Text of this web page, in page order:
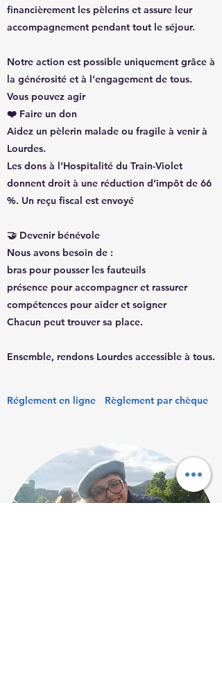
financièrement les pèlerins et assure leur
accompagnement pendant tout le séjour.
Notre action est possible uniquement grâce à
la générosité et à l’engagement de tous.
Vous pouvez agir
❤️ Faire un don
Aidez un pèlerin malade ou fragile à venir à
Lourdes.
Les dons à l’Hospitalité du Train-Violet
donnent droit à une réduction d’impôt de 66
%. Un reçu fiscal est envoyé
🤝 Devenir bénévole
Nous avons besoin de :
bras pour pousser les fauteuils
présence pour accompagner et rassurer
compétences pour aider et soigner
Chacun peut trouver sa place.
Ensemble, rendons Lourdes accessible à tous.
Réglement en ligne Règlement par chèque